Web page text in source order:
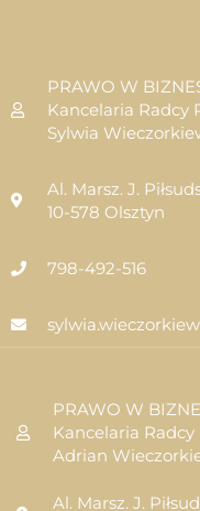
PRAWO W
Kancelaria Radcy
Sylwia
Al. Marsz. J.
10-578 Olsztyn
798-492-516
PRAWO W
Kancelaria
Adrian
Al. Marsz. J.